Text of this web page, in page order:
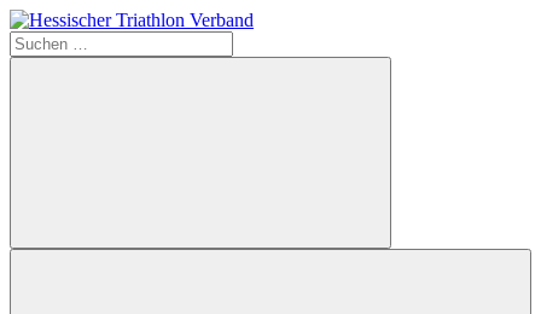
Zum
Inhalt
springen
Hessischer
Suchen
nach:
Suchen